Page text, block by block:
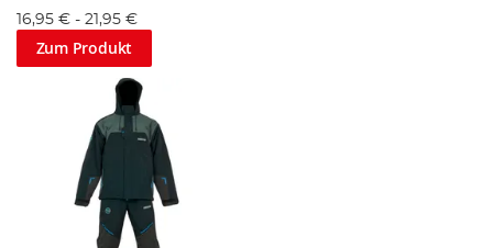
16,95 € - 21,95 €
Zum Produkt